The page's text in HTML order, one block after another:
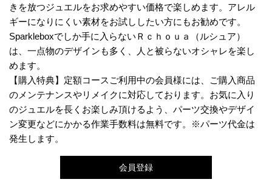
きを放つジュエルをお求めやすい価格で楽しめます。アレル
ギーになりにくい素材をお試ししたい方にもお勧めです。
Sparkleboxでしか手に入らないＲｃｈｏｕａ（ルシュア）
は、一点物のデザインも多く、人と被らないオシャレを楽し
めます。
【購入特典】定額コースご利用中の会員様には、ご購入商品
のメンテナンスやリメイクに対応しております。お気に入り
のジュエルを長くお楽しみ頂けるよう、パーツ交換やデザイ
ン変更などにかかる作業手数料は無料です。※パーツ代金は
発生します。
会員登録